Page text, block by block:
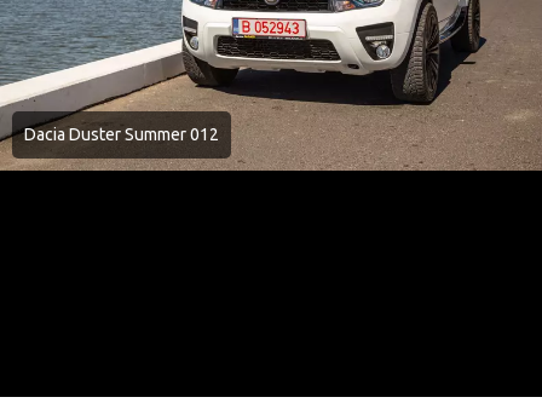
Dacia Duster Summer 012